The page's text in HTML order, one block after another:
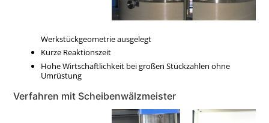
Werkstückgeometrie ausgelegt
Kurze Reaktionszeit
Hohe Wirtschaftlichkeit bei großen Stückzahlen ohne
Umrüstung
Verfahren mit Scheibenwälzmeister